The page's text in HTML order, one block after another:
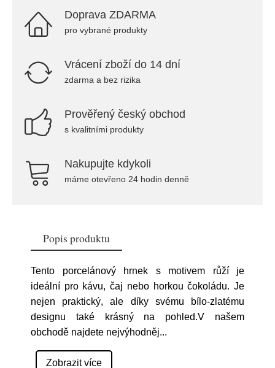
Doprava ZDARMA
pro vybrané produkty
Vrácení zboží do 14 dní
zdarma a bez rizika
Prověřený český obchod
s kvalitními produkty
Nakupujte kdykoli
máme otevřeno 24 hodin denně
Popis produktu
Tento porcelánový hrnek s motivem růží je
ideální pro kávu, čaj nebo horkou čokoládu. Je
nejen praktický, ale díky svému bílo-zlatému
designu také krásný na pohled.V našem
obchodě najdete nejvýhodněj...
Zobrazit více